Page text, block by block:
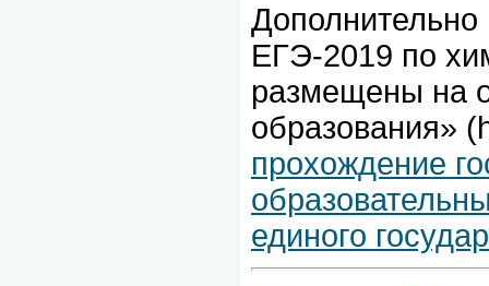
ЕГЭ-2019 по
размещены на
образования»
прохождение
единого